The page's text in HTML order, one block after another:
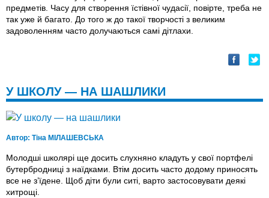
предметів. Часу для створення їстівної чудасії, повірте, треба не
так уже й багато. До того ж до такої творчості з великим
задоволенням часто долучаються самі дітлахи.
У ШКОЛУ — НА ШАШЛИКИ
Автор: Тіна МІЛАШЕВСЬКА
Молодші школярі ще досить слухняно кладуть у свої портфелі
бутербродниці з наїдками. Втім досить часто додому приносять
все не з’їдене. Щоб діти були ситі, варто застосовувати деякі
хитрощі.